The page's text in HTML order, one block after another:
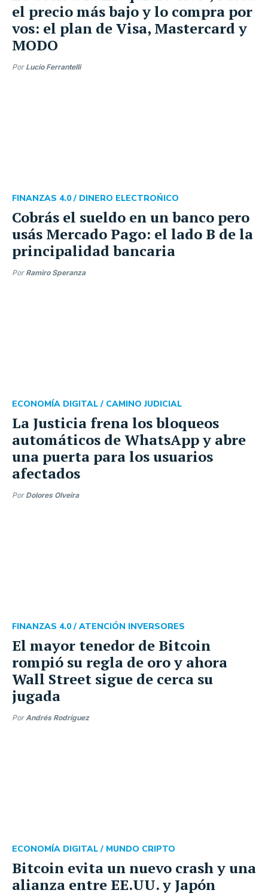
el precio más bajo y lo compra por
vos: el plan de Visa, Mastercard y
MODO
Por Lucio Ferrantelli
Cobrás el sueldo en un banco pero
usás Mercado Pago: el lado B de la
principalidad bancaria
FINANZAS 4.0 / DINERO ELECTROŃICO
Por Ramiro Speranza
La Justicia frena los bloqueos
automáticos de WhatsApp y abre
una puerta para los usuarios
afectados
ECONOMÍA DIGITAL / CAMINO JUDICIAL
Por Dolores Olveira
El mayor tenedor de Bitcoin
rompió su regla de oro y ahora
Wall Street sigue de cerca su
jugada
FINANZAS 4.0 / ATENCIÓN INVERSORES
PorAndrés Rodríguez
Bitcoin evita un nuevo crash y una
alianza entre EE.UU. y Japón
ECONOMÍA DIGITAL / MUNDO CRIPTO